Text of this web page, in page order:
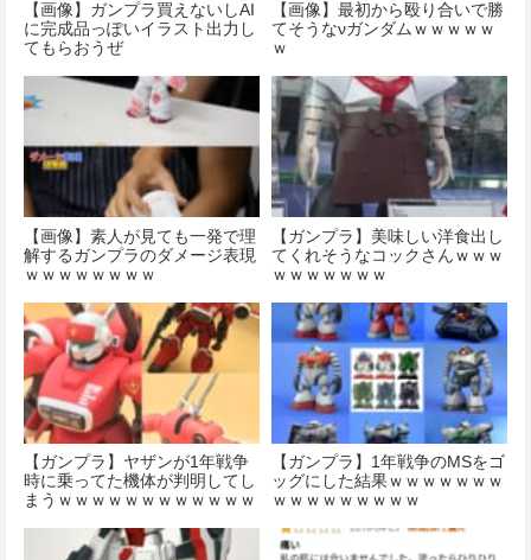
【画像】ガンプラ買えないしAI
に完成品っぽいイラスト出力し
てもらおうぜ
【画像】最初から殴り合いで勝
てそうなνガンダムｗｗｗｗｗ
ｗ
【画像】素人が見ても一発で理
解するガンプラのダメージ表現
ｗｗｗｗｗｗｗｗ
【ガンプラ】美味しい洋食出し
てくれそうなコックさんｗｗｗ
ｗｗｗｗｗｗｗ
【ガンプラ】ヤザンが1年戦争
時に乗ってた機体が判明してし
まうｗｗｗｗｗｗｗｗｗｗｗｗ
【ガンプラ】1年戦争のMSをゴ
ッグにした結果ｗｗｗｗｗｗｗ
ｗｗｗｗｗｗｗｗｗ